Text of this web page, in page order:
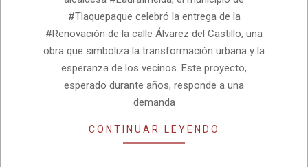
#Tlaquepaque celebró la entrega de la
#Renovación de la calle Álvarez del Castillo, una
obra que simboliza la transformación urbana y la
esperanza de los vecinos. Este proyecto,
esperado durante años, responde a una
demanda
CONTINUAR LEYENDO